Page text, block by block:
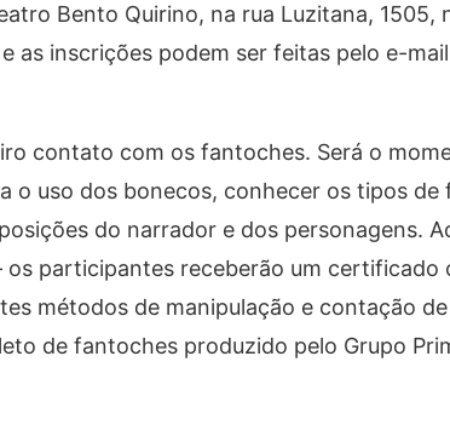
Bento Quirino, na rua Luzitana, 1505,
as inscrições podem ser feitas pelo e-mail
contato com os fantoches. Será o
o uso dos bonecos, conhecer os tipos de
do narrador e dos personagens.
participantes receberão um certificado
métodos de manipulação e contação
de fantoches produzido pelo Grupo